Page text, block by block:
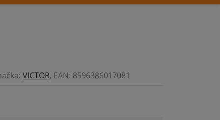
VICTOR, EAN: 8596386017081